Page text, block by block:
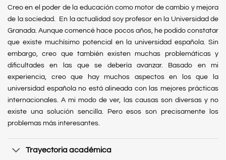
Creo en el poder de la educación como motor de cambio y mejora
de la sociedad. En la actualidad soy profesor en la Universidad de
Granada. Aunque comencé hace pocos años, he podido constatar
que existe muchísimo potencial en la universidad española. Sin
embargo, creo que también existen muchas problemáticas y
dificultades en las que se debería avanzar. Basado en mi
experiencia, creo que hay muchos aspectos en los que la
universidad española no está alineada con las mejores prácticas
internacionales. A mi modo de ver, las causas son diversas y no
existe una solución sencilla. Pero esos son precisamente los
problemas más interesantes.
Trayectoria académica